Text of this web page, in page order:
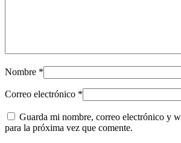
Nombre *
Correo electrónico *
Guarda mi nombre, correo electrónico y
para la próxima vez que comente.